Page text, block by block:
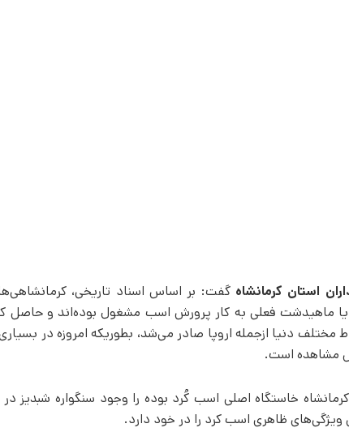
استان کرمانشاه گفت: بر اساس اسناد تاریخی،
ماهیدشت فعلی به­ کار پرورش اسب مشغول بوده‌اند و حاصل
مختلف دنیا ازجمله اروپا صادر می‌شد، بطوریکه امروزه در
مشاهده است.
خاستگاه اصلی اسب کُرد بوده را وجود سنگواره شبدیز
ویژگی‌های ظاهری اسب کرد را در خود دارد.